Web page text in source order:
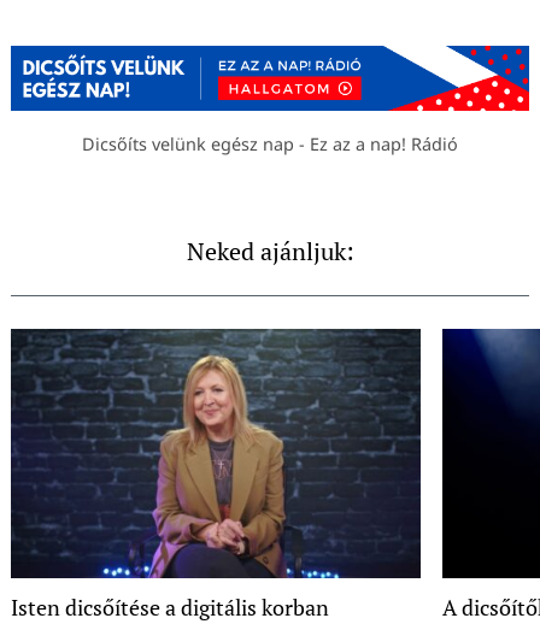
Dicsőíts velünk egész nap - Ez az a nap! Rádió
Neked ajánljuk:
Isten dicsőítése a digitális korban A